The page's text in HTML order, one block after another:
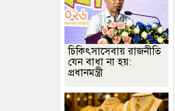
চিকিৎসাসেবায় রাজনীতি
যেন বাধা না হয়:
প্রধানমন্ত্রী